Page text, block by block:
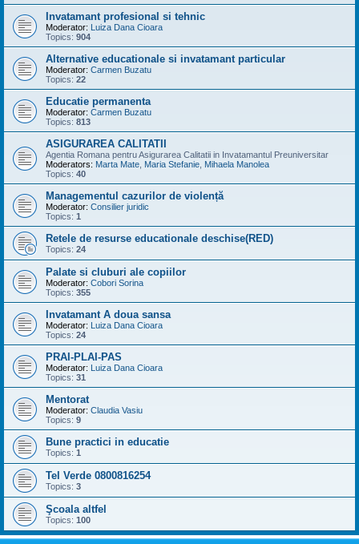
Invatamant profesional si tehnic
Moderator: Luiza Dana Cioara
Topics: 904
Alternative educationale si invatamant particular
Moderator: Carmen Buzatu
Topics: 22
Educatie permanenta
Moderator: Carmen Buzatu
Topics: 813
ASIGURAREA CALITATII
Agentia Romana pentru Asigurarea Calitatii in Invatamantul Preuniversitar
Moderators: Marta Mate Maria Stefanie Mihaela Manolea
Topics: 40
Managementul cazurilor de violență
Moderator: Consilier juridic
Topics: 1
Retele de resurse educationale deschise(RED)
Topics: 24
Palate si cluburi ale copiilor
Moderator: Cobori Sorina
Topics: 355
Invatamant A doua sansa
Moderator: Luiza Dana Cioara
Topics: 24
PRAI-PLAI-PAS
Moderator: Luiza Dana Cioara
Topics: 31
Mentorat
Moderator: Claudia Vasiu
Topics: 9
Bune practici in educatie
Topics: 1
Tel Verde 0800816254
Topics: 3
Şcoala altfel
Topics: 100